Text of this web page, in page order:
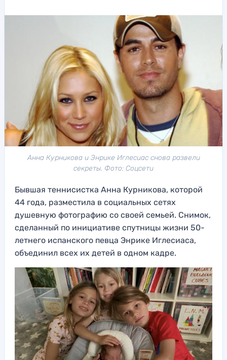
Анна Курникова и Энрике Иглесиас снова развели
секреты. Фото: Соцсети
Бывшая теннисистка Анна Курникова, которой
44 года, разместила в социальных сетях
душевную фотографию со своей семьей. Снимок,
сделанный по инициативе спутницы жизни 50-
летнего испанского певца Энрике Иглесиаса,
объединил всех их детей в одном кадре.